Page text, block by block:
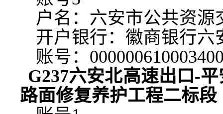
户名：六安市公共资源
开户银行：徽商银行六
账号：
G237六安北高速出口-
路面修复养护工程二标段